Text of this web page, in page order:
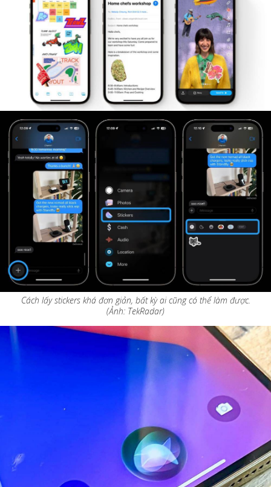
Cách lấy stickers khá đơn giản, bất kỳ ai cũng có thể làm được.
(Ảnh: TekRadar)